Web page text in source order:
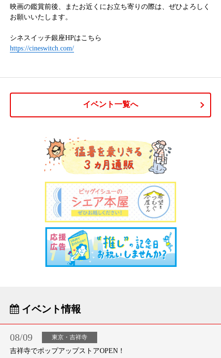
映画の鑑賞前後、またお近くにお立ち寄りの際は、ぜひよろしく
お願いいたします。
シネスイッチ銀座HPはこちら
https://cineswitch.com/
イベント一覧へ
イベント情報
08/09 東京・吉祥寺
吉祥寺でポップアップストアOPEN！